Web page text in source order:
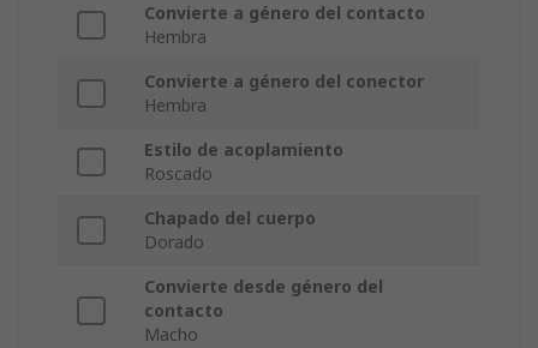
Convierte a género del contacto
Hembra
Convierte a género del conector
Hembra
Estilo de acoplamiento
Roscado
Chapado del cuerpo
Dorado
Convierte desde género del
contacto
Macho